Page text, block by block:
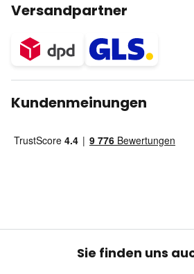
Versandpartner
Kundenmeinungen
Sie finden uns